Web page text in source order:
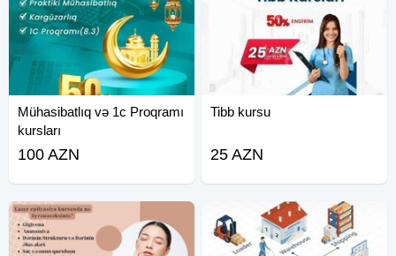
Mühasibatlıq və 1c Proqramı
kursları
100 AZN
Tibb kursu
25 AZN